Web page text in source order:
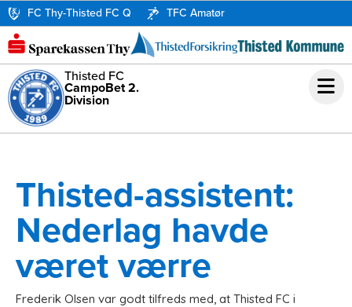
FC Thy-Thisted FC Q TFC Amatør
Thisted FC
CampoBet 2.
Division
Thisted-assistent:
Nederlag havde
været værre
Frederik Olsen var godt tilfreds med, at Thisted FC i